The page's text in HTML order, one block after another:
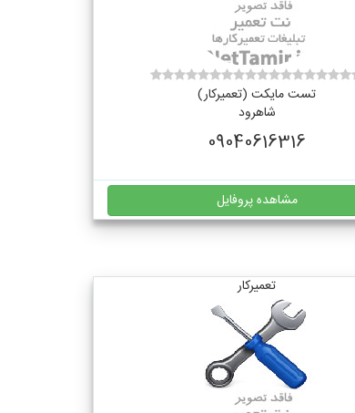
تست مایکت (تعمیرکار)
شاهرود
09040616316
مشاهده پروفایل
تعمیرکار